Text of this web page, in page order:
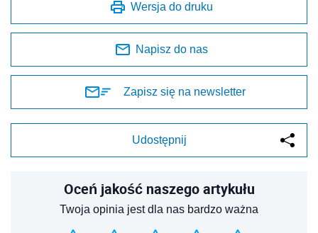
Wersja do druku
Napisz do nas
Zapisz się na newsletter
Udostępnij
Oceń jakość naszego artykułu
Twoja opinia jest dla nas bardzo ważna